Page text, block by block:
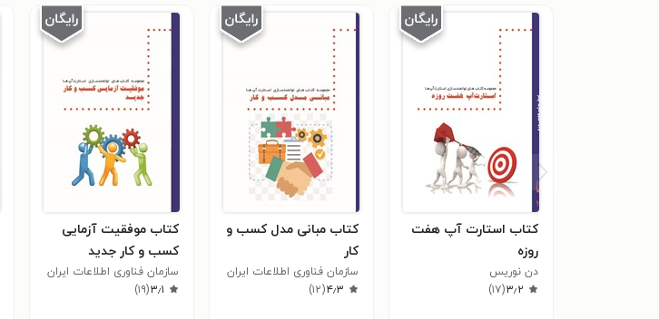
کتاب استارت آپ هفت
روزه
دن نوریس
۳٫۲(۱۷)
کتاب مبانی مدل کسب و
کار
سازمان فناوری اطلاعات ایران
۴٫۳(۱۲)
کتاب موفقیت آزمایی
کسب و کار جدید
سازمان فناوری اطلاعات ایران
۳٫۱(۱۹)